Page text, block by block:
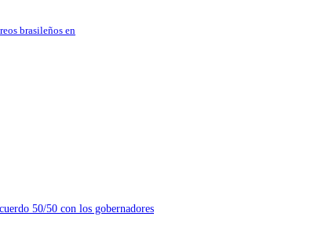
brasileños en
50/50 con los gobernadores